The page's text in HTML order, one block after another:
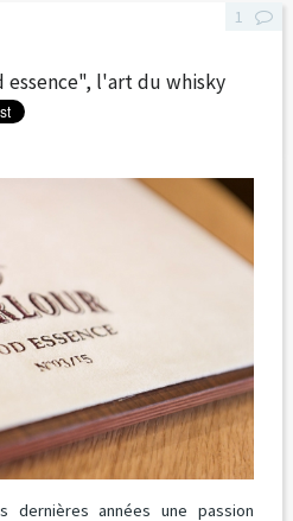
l'art du whisky
dernières années une passion
1